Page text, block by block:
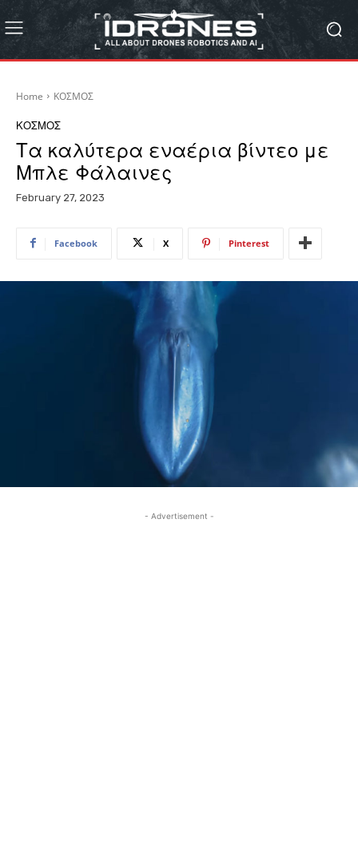
Home ΚΟΣΜΟΣ
ΚΟΣΜΟΣ
Τα καλύτερα εναέρια βίντεο με
Μπλε Φάλαινες
February 27, 2023
Facebook X Pinterest
- Advertisement -